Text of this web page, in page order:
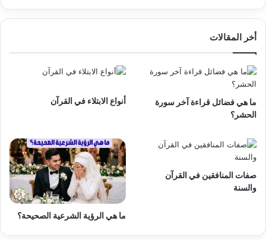
أخر المقالات
ما هي فضائل قراءة آخر سورة
الحشر؟
أنواع الابتلاء في القرآن
صفات المنافقين في القرآن
والسنة
ما هي الرؤية الشرعية الصحيحة؟